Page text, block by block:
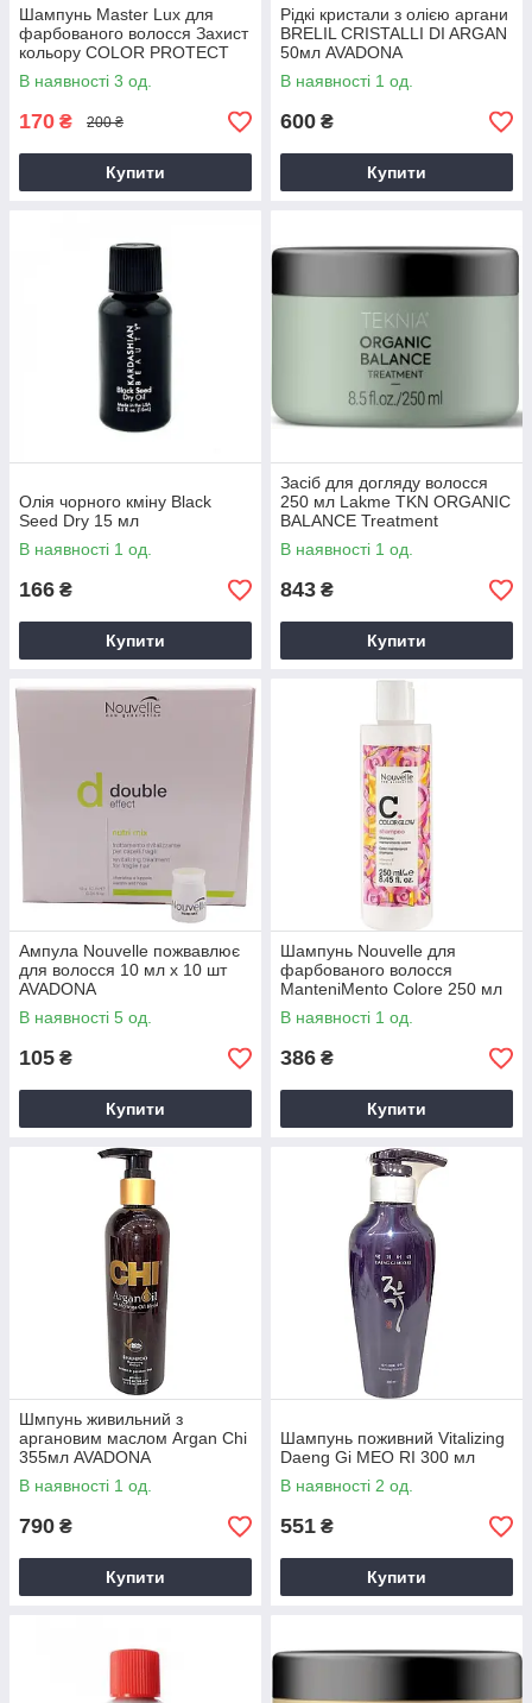
Шампунь Master Lux для
фарбованого волосся Захист
кольору COLOR PROTECT
250 мл AVADONA
В наявності 3 од.
170 ₴ 200 ₴
Купити
Рідкі кристали з олією аргани
BRELIL CRISTALLI DI ARGAN
50мл AVADONA
В наявності 1 од.
600 ₴
Купити
Олія чорного кміну Black
Seed Dry 15 мл
В наявності 1 од.
166 ₴
Купити
Засіб для догляду волосся
250 мл Lakme TKN ORGANIC
BALANCE Treatment
AVADONA
В наявності 1 од.
843 ₴
Купити
Ампула Nouvelle пожвавлює
для волосся 10 мл x 10 шт
AVADONA
В наявності 5 од.
105 ₴
Купити
Шампунь Nouvelle для
фарбованого волосся
ManteniMento Colore 250 мл
AVADONA
В наявності 1 од.
386 ₴
Купити
Шмпунь живильний з
аргановим маслом Argan Chi
355мл AVADONA
В наявності 1 од.
790 ₴
Купити
Шампунь поживний Vitalizing
Daeng Gi MEO RI 300 мл
В наявності 2 од.
551 ₴
Купити